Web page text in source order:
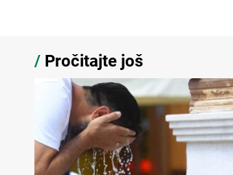
/ Pročitajte još